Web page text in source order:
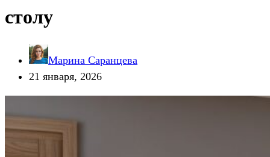
столу
Марина Саранцева
21 января, 2026